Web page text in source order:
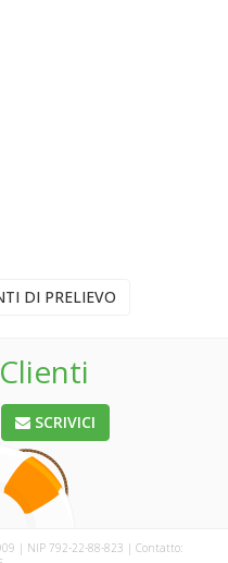
DI PRELIEVO
SCRIVICI
| NIP 792-22-88-823 | Contatto: